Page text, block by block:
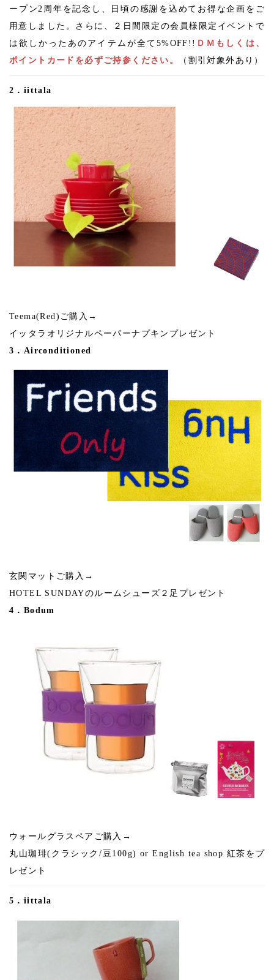
ープン2周年を記念し、日頃の感謝を込めてお得な企画をご
用意しました。さらに、２日間限定の会員様限定イベントで
は欲しかったあのアイテムが全て5%OFF!! ＤＭもしくは、
ポイントカードを必ずご持参ください。
（割引対象外あり）
2．iittala
Teema(Red)ご購入→
イッタラオリジナルペーパーナプキンプレゼント
3．Airconditioned
玄関マットご購入→
HOTEL SUNDAYのルームシューズ２足プレゼント
4．Bodum
ウォールグラスペアご購入→
丸山珈琲(クラシック/豆100g) or English tea shop 紅茶をプ
レゼント
5．iittala